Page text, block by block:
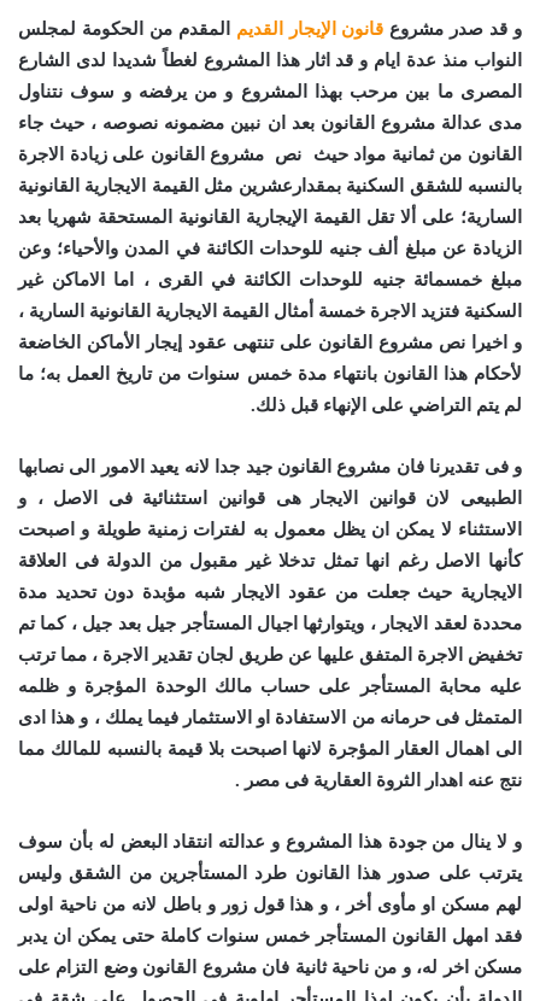
و قد صدر مشروع قانون الإيجار القديم المقدم من الحكومة لمجلس
النواب منذ عدة ايام و قد اثار هذا المشروع لغطاً شديدا لدى الشارع
المصرى ما بين مرحب بهذا المشروع و من يرفضه و سوف نتناول
مدى عدالة مشروع القانون بعد ان نبين مضمونه نصوصه ، حيث جاء
القانون من ثمانية مواد حيث نص مشروع القانون على زيادة الاجرة
بالنسبه للشقق السكنية بمقدارعشرين مثل القيمة الايجارية القانونية
السارية؛ على ألا تقل القيمة الإيجارية القانونية المستحقة شهريا بعد
الزيادة عن مبلغ ألف جنيه للوحدات الكائنة في المدن والأحياء؛ وعن
مبلغ خمسمائة جنيه للوحدات الكائنة في القرى ، اما الاماكن غير
السكنية فتزيد الاجرة خمسة أمثال القيمة الايجارية القانونية السارية ،
و اخيرا نص مشروع القانون على تنتهى عقود إيجار الأماكن الخاضعة
لأحكام هذا القانون بانتهاء مدة خمس سنوات من تاريخ العمل به؛ ما
لم يتم التراضي على الإنهاء قبل ذلك.
و فى تقديرنا فان مشروع القانون جيد جدا لانه يعيد الامور الى نصابها
الطبيعى لان قوانين الايجار هى قوانين استثنائية فى الاصل ، و
الاستثناء لا يمكن ان يظل معمول به لفترات زمنية طويلة و اصبحت
كأنها الاصل رغم انها تمثل تدخلا غير مقبول من الدولة فى العلاقة
الايجارية حيث جعلت من عقود الايجار شبه مؤبدة دون تحديد مدة
محددة لعقد الايجار ، ويتوارثها اجيال المستأجر جيل بعد جيل ، كما تم
تخفيض الاجرة المتفق عليها عن طريق لجان تقدير الاجرة ، مما ترتب
عليه محابة المستأجر على حساب مالك الوحدة المؤجرة و ظلمه
المتمثل فى حرمانه من الاستفادة او الاستثمار فيما يملك ، و هذا ادى
الى اهمال العقار المؤجرة لانها اصبحت بلا قيمة بالنسبه للمالك مما
نتج عنه اهدار الثروة العقارية فى مصر .
و لا ينال من جودة هذا المشروع و عدالته انتقاد البعض له بأن سوف
يترتب على صدور هذا القانون طرد المستأجرين من الشقق وليس
لهم مسكن او مأوى أخر ، و هذا قول زور و باطل لانه من ناحية اولى
فقد امهل القانون المستأجر خمس سنوات كاملة حتى يمكن ان يدبر
مسكن اخر له، و من ناحية ثانية فان مشروع القانون وضع التزام على